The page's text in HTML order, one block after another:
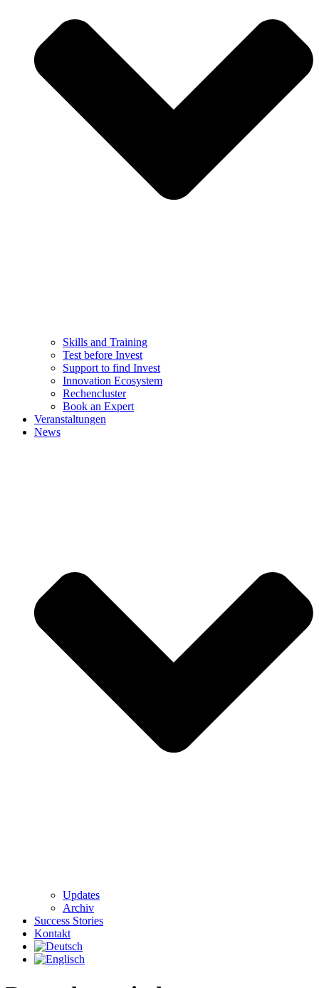
Skills and Training
Test before Invest
Support to find Invest
Innovation Ecosystem
Rechencluster​
Book an Expert
Veranstaltungen
News
Updates
Archiv
Success Stories
Kontakt